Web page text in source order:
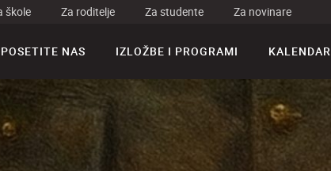
škole Za roditelje Za studente Za novinare
POSETITE NAS IZLOŽBE I PROGRAMI KALENDAR